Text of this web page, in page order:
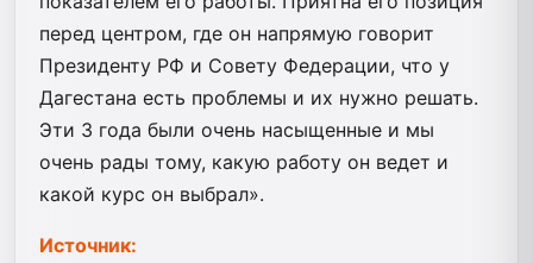
перед центром, где он напрямую говорит
Президенту РФ и Совету Федерации, что у
Дагестана есть проблемы и их нужно решать.
Эти 3 года были очень насыщенные и мы
очень рады тому, какую работу он ведет и
какой курс он выбрал».
Источник: